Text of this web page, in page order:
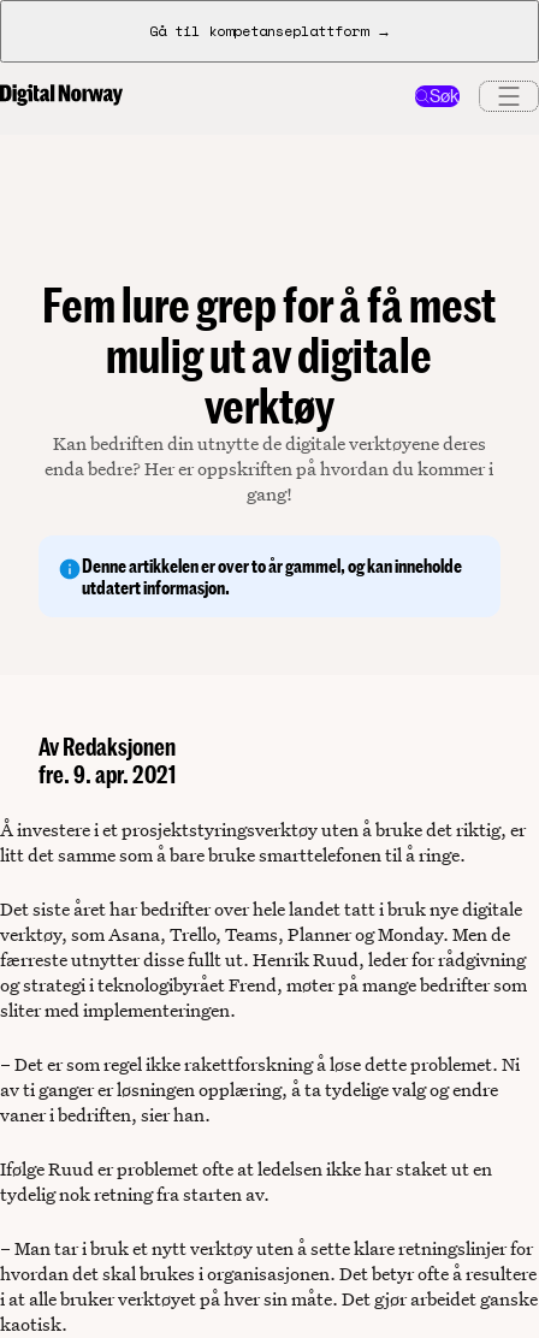
Gå til kompetanseplattform →
Søk
Fem lure grep for å få mest
mulig ut av digitale
verktøy
Kan bedriften din utnytte de digitale verktøyene deres
enda bedre? Her er oppskriften på hvordan du kommer i
gang!
Denne artikkelen er over to år gammel, og kan inneholde
utdatert informasjon.
AvRedaksjonen
fre. 9. apr. 2021
Å investere i et prosjektstyringsverktøy uten å bruke det riktig, er
litt det samme som å bare bruke smarttelefonen til å ringe.
Det siste året har bedrifter over hele landet tatt i bruk nye digitale
verktøy, som Asana, Trello, Teams, Planner og Monday. Men de
færreste utnytter disse fullt ut. Henrik Ruud, leder for rådgivning
og strategi i teknologibyrået Frend, møter på mange bedrifter som
sliter med implementeringen.
– Det er som regel ikke rakettforskning å løse dette problemet. Ni
av ti ganger er løsningen opplæring, å ta tydelige valg og endre
vaner i bedriften, sier han.
Ifølge Ruud er problemet ofte at ledelsen ikke har staket ut en
tydelig nok retning fra starten av.
– Man tar i bruk et nytt verktøy uten å sette klare retningslinjer for
hvordan det skal brukes i organisasjonen. Det betyr ofte å resultere
i at alle bruker verktøyet på hver sin måte. Det gjør arbeidet ganske
kaotisk.